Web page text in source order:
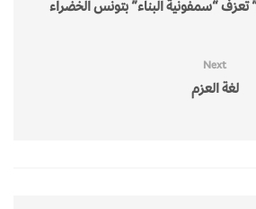
تعزف “سمفونية البناء” بتونس الخضراء
Next
لغة العزم